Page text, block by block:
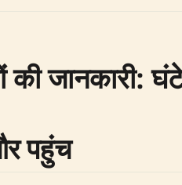
जानकारी:
पहुंच